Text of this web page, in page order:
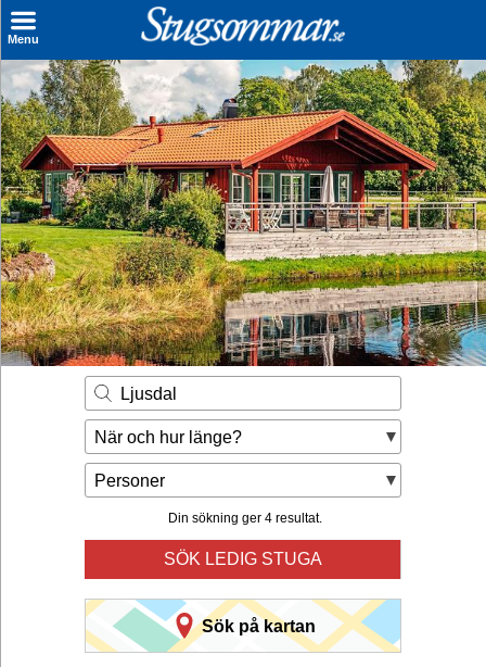
Menu
Sök stuga
Sista Minuten
Genvägar
Inspiration
Kontakt
Husägare
Se hur mycket du kan tjäna
Räkna ut din
hyresintäkt
Ljusdal
När och hur länge?
Personer
Din sökning ger 4 resultat.
SÖK LEDIG STUGA
Sök på kartan